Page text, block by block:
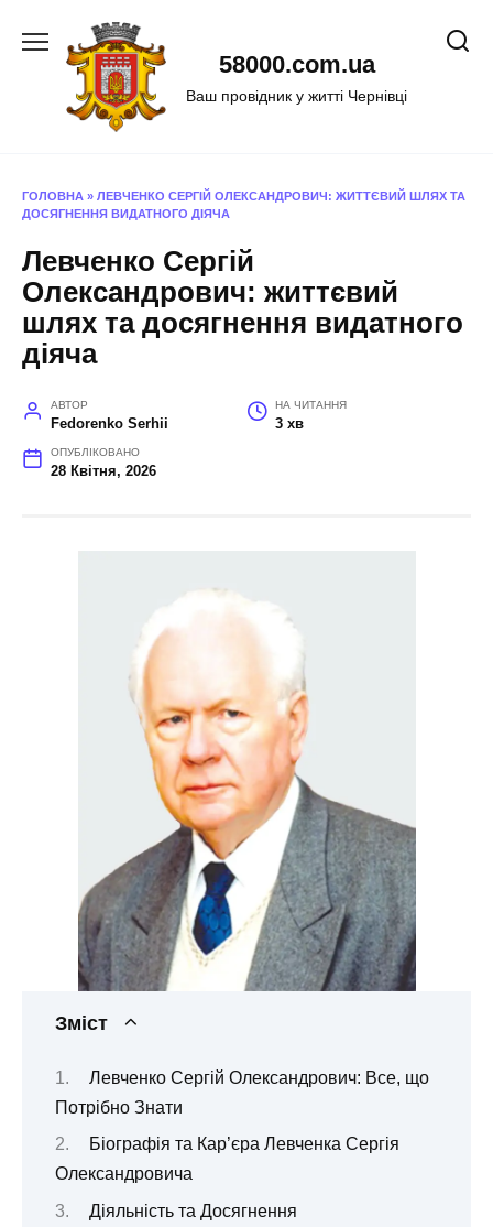
58000.com.ua
Ваш провідник у житті Чернівці
ГОЛОВНА » ЛЕВЧЕНКО СЕРГІЙ ОЛЕКСАНДРОВИЧ: ЖИТТЄВИЙ ШЛЯХ ТА
ДОСЯГНЕННЯ ВИДАТНОГО ДІЯЧА
Левченко Сергій
Олександрович: життєвий
шлях та досягнення видатного
діяча
АВТОР
Fedorenko Serhii
НА ЧИТАННЯ
3 хв
ОПУБЛІКОВАНО
28 Квітня, 2026
Зміст
Левченко Сергій Олександрович: Все, що
Потрібно Знати
Біографія та Кар’єра Левченка Сергія
Олександровича
Діяльність та Досягнення